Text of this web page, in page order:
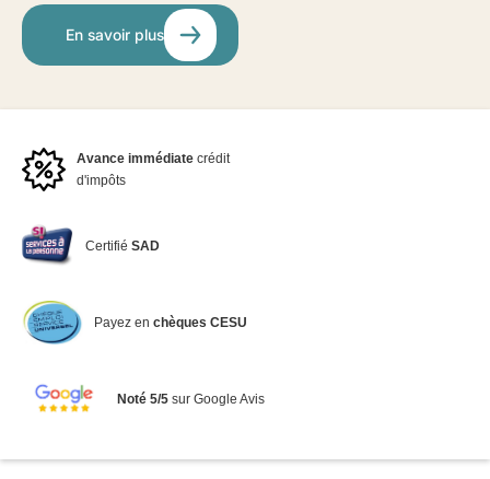
En savoir plus
Avance immédiate crédit
d'impôts
CertifiéSAD
Payez en chèques CESU
Noté 5/5sur Google Avis